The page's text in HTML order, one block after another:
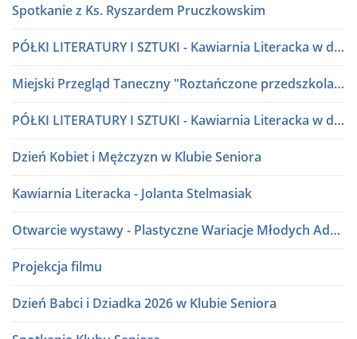
Spotkanie z Ks. Ryszardem Pruczkowskim
PÓŁKI LITERATURY I SZTUKI - Kawiarnia Literacka w dialogu
Miejski Przegląd Taneczny "Roztańczone przedszkolaki" lata 80 i 90
PÓŁKI LITERATURY I SZTUKI - Kawiarnia Literacka w dialogu
Dzień Kobiet i Mężczyzn w Klubie Seniora
Kawiarnia Literacka - Jolanta Stelmasiak
Otwarcie wystawy - Plastyczne Wariacje Młodych Adeptów Sztuki
Projekcja filmu
Dzień Babci i Dziadka 2026 w Klubie Seniora